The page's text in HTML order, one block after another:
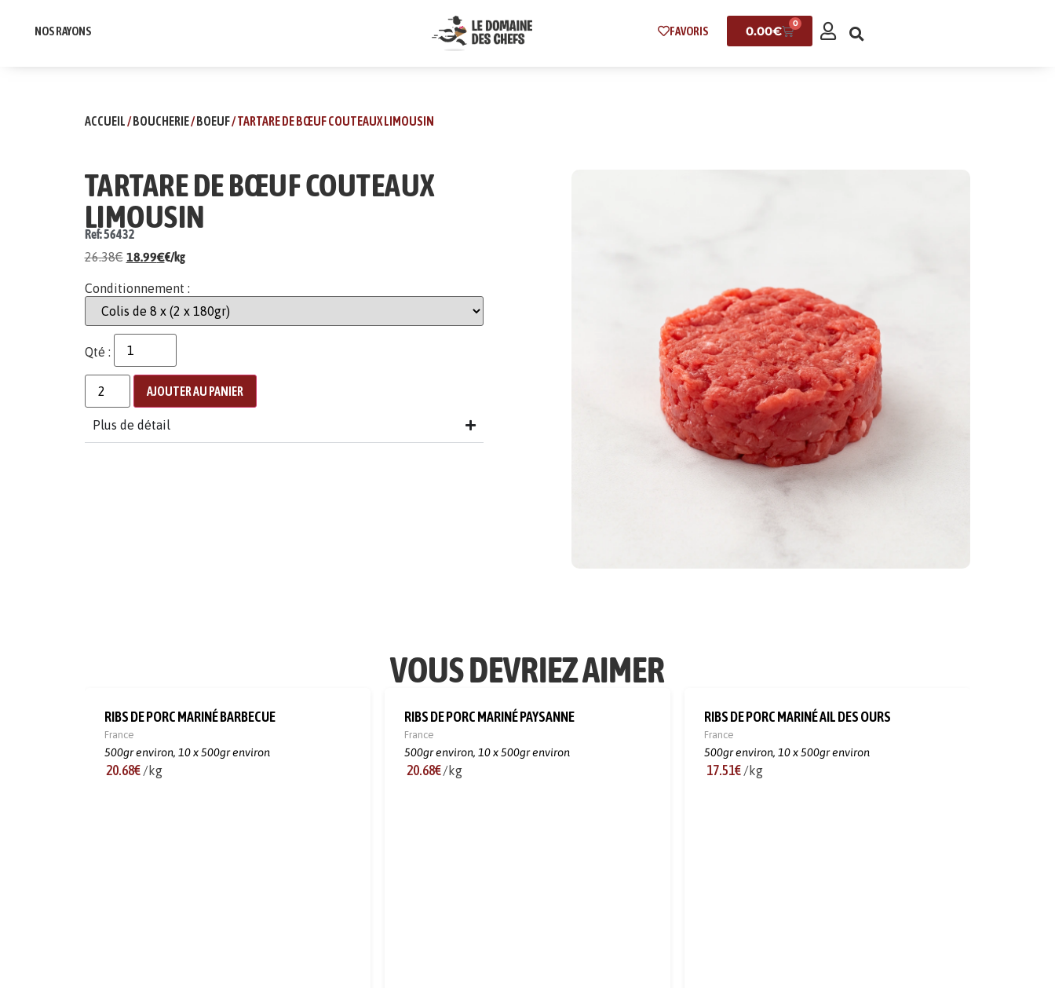
NOS RAYONS FAVORIS 0.00€
0
ACCUEIL/BOUCHERIE/BOEUF/ TARTARE DE BŒUF COUTEAUX LIMOUSIN
TARTARE DE BŒUF COUTEAUX
LIMOUSIN
Ref: 56432
26.38€ 18.99€€/kg
Conditionnement :
Qté :
AJOUTER AU PANIER
Plus de détail
VOUS DEVRIEZ AIMER
RIBS DE PORC MARINÉ BARBECUE
France
500gr environ, 10 x 500gr environ
20.68€ /kg
RIBS DE PORC MARINÉ PAYSANNE
France
500gr environ, 10 x 500gr environ
20.68€/kg
RIBS DE PORC MARINÉ AIL DES OURS
France
500gr environ, 10 x 500gr environ
17.51€ /kg